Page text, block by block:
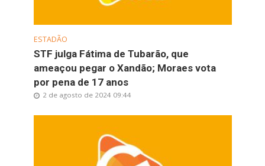
ESTADÃO
STF julga Fátima de Tubarão, que
ameaçou pegar o Xandão; Moraes vota
por pena de 17 anos
2 de agosto de 2024 09:44